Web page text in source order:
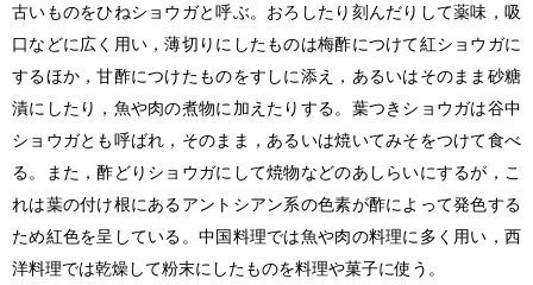
古いものをひねショウガと呼ぶ。おろしたり刻んだりして薬味，吸
口などに広く用い，薄切りにしたものは梅酢につけて紅ショウガに
するほか，甘酢につけたものをすしに添え，あるいはそのまま砂糖
漬にしたり，魚や肉の煮物に加えたりする。葉つきショウガは谷中
ショウガとも呼ばれ，そのまま，あるいは焼いてみそをつけて食べ
る。また，酢どりショウガにして焼物などのあしらいにするが，こ
れは葉の付け根にあるアントシアン系の色素が酢によって発色する
ため紅色を呈している。中国料理では魚や肉の料理に多く用い，西
洋料理では乾燥して粉末にしたものを料理や菓子に使う。